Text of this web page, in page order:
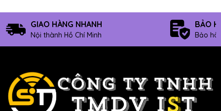
vớigiấy nhámlà gì?
Đĩa mài kim cương và giấy nhám là hai loại vật liệu mài
GIAO HÀNG NHANH
Nội thành Hồ Chí Minh
BẢO
Bảo